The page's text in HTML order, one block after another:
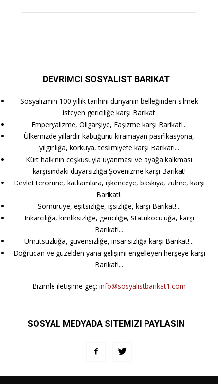
DEVRIMCI SOSYALIST BARIKAT
Sosyalizmin 100 yıllık tarihini dünyanın belleğinden silmek
isteyen gericiliğe karşı Barikat
Emperyalizme, Oligarşiye, Faşizme karşı Barikat!...
Ülkemizde yıllardır kabuğunu kıramayan pasifikasyona,
yılgınlığa, korkuya, teslimiyete karşı Barikat!...
Kürt halkının coşkusuyla uyanması ve ayağa kalkması
karşısındaki duyarsızlığa Şovenizme karşı Barikat!
Devlet terörüne, katliamlara, işkenceye, baskıya, zulme, karşı
Barikat!.
Sömürüye, eşitsizliğe, işsizliğe, karşı Barikat!...
Inkarcılığa, kimliksizliğe, gericiliğe, Statükoculuğa, karşı
Barikat!...
Umutsuzluğa, güvensizliğe, insansızlığa karşı Barikat!...
Doğrudan ve güzelden yana gelişimi engelleyen herşeye karşı
Barikat!...
Bizimle iletişime geç: info@sosyalistbarikat1.com
SOSYAL MEDYADA SITEMIZI PAYLASIN